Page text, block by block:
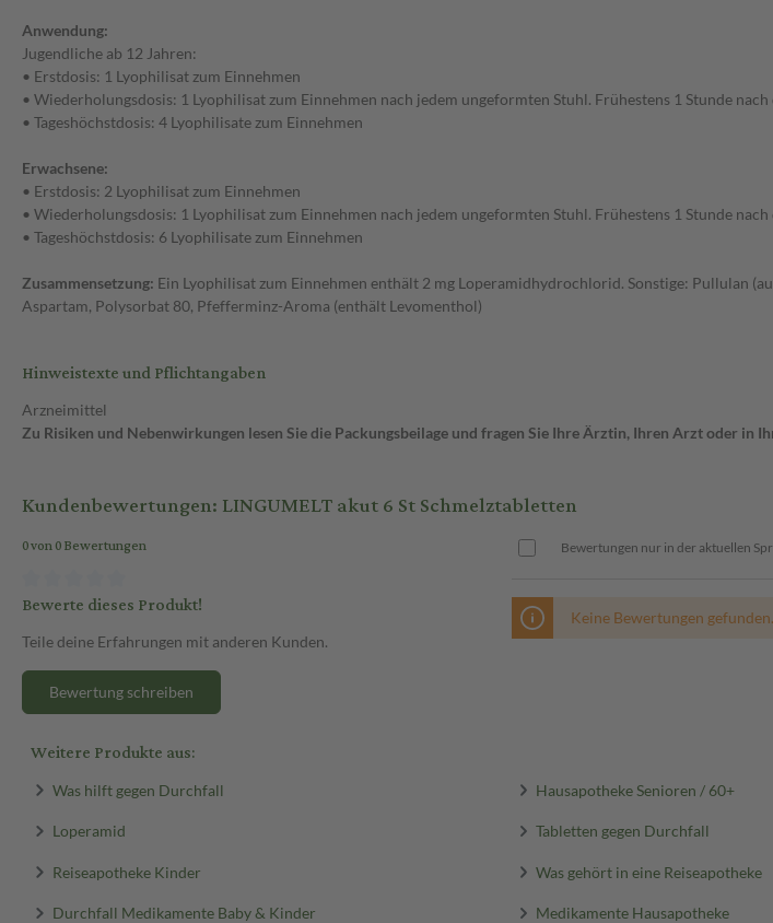
Anwendung:
Jugendliche ab 12 Jahren:
• Erstdosis: 1 Lyophilisat zum Einnehmen
• Wiederholungsdosis: 1 Lyophilisat zum Einnehmen nach jedem ungeformten Stuhl. Frühestens 1 Stunde nach
• Tageshöchstdosis: 4 Lyophilisate zum Einnehmen
Erwachsene:
• Erstdosis: 2 Lyophilisat zum Einnehmen
• Wiederholungsdosis: 1 Lyophilisat zum Einnehmen nach jedem ungeformten Stuhl. Frühestens 1 Stunde nach
• Tageshöchstdosis: 6 Lyophilisate zum Einnehmen
Zusammensetzung: Ein Lyophilisat zum Einnehmen enthält 2 mg Loperamidhydrochlorid. Sonstige: Pullulan
Aspartam, Polysorbat 80, Pfefferminz-Aroma (enthält Levomenthol)
Hinweistexte und Pflichtangaben
Arzneimittel
Zu Risiken und Nebenwirkungen lesen Sie die Packungsbeilage und fragen Sie Ihre Ärztin, Ihren Arzt oder in
Kundenbewertungen: LINGUMELT akut 6 St Schmelztabletten
0 von 0 Bewertungen
Bewerte dieses Produkt!
Teile deine Erfahrungen mit anderen Kunden.
Bewertung schreiben
Bewertungen nur in der aktuellen
Keine Bewertungen
Weitere Produkte aus:
Was hilft gegen Durchfall Hausapotheke Senioren / 60+
Loperamid Tabletten gegen Durchfall
Reiseapotheke Kinder Was gehört in eine Reiseapotheke
Durchfall Medikamente Baby & Kinder Medikamente Hausapotheke